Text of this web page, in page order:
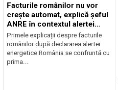
Facturile românilor nu vor
crește automat, explică șeful
ANRE în contextul alertei
energetice
Primele explicații despre facturile
românilor după declararea alertei
energetice România se confruntă cu
prima...